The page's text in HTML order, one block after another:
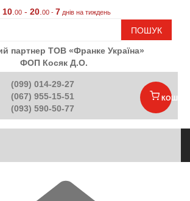
10 00 - 20 00 - 7 днів на тиждень
ПОШУК
партнер ТОВ «Франке Україна»
ФОП Косяк Д.О.
(099) 014-29-27
(067) 955-15-51
(093) 590-50-77
КОШИК